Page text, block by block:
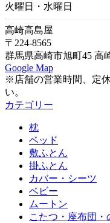
火曜日・水曜日
高崎高島屋
〒224-8565
群馬県高崎市旭町45 高
Google Map
※店舗の営業時間、定
い。
カテゴリー
枕
ベッド
敷ふとん
掛ふとん
カバー・シーツ
ベビー
ムートン
こたつ・座布団・